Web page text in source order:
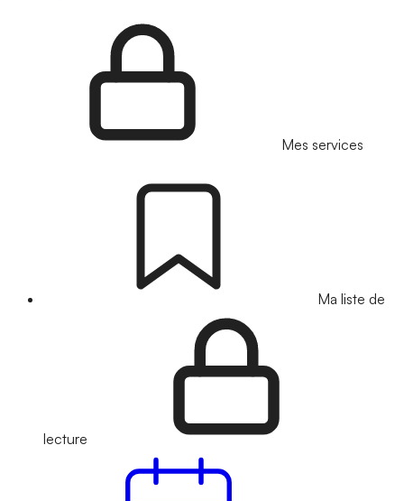
Mes services
Ma liste de
lecture